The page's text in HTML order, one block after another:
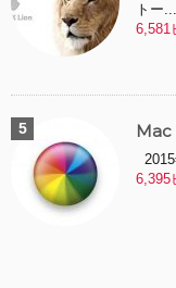
トー...
6,581
Mac
6,395